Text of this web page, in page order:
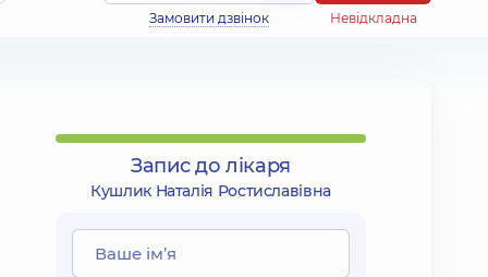
Замовити дзвінок Невідкладна
Запис до лікаря
Кушлик Наталія Ростиславівна